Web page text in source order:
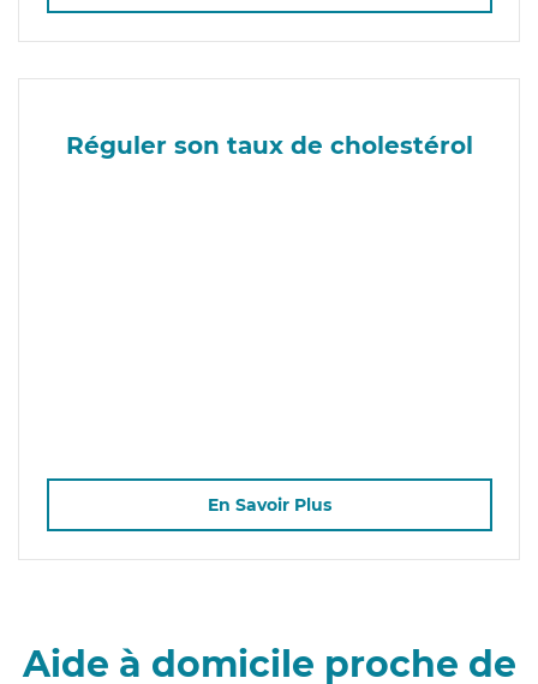
Réguler son taux de cholestérol
En Savoir Plus
Aide à domicile proche de